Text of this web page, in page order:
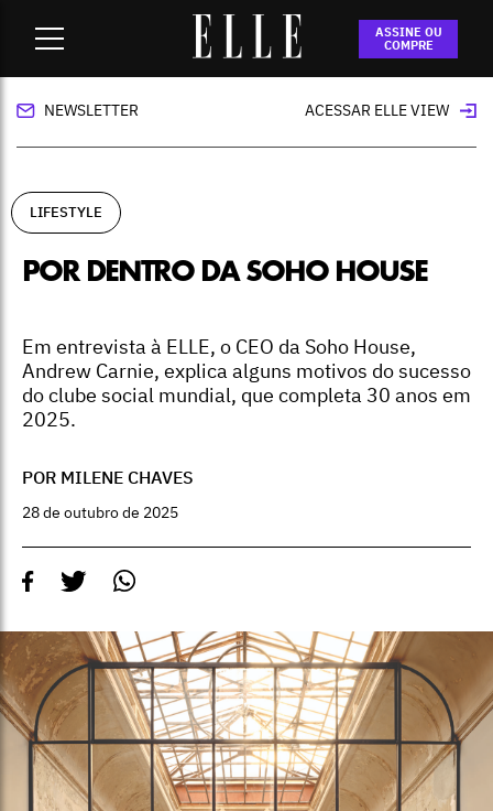
ASSINE OU
COMPRE
Por dentro da Soho House
NEWSLETTER ACESSAR ELLE VIEW
LIFESTYLE
POR DENTRO DA SOHO HOUSE
Em entrevista à ELLE, o CEO da Soho House,
Andrew Carnie, explica alguns motivos do sucesso
do clube social mundial, que completa 30 anos em
2025.
POR MILENE CHAVES
28 de outubro de 2025